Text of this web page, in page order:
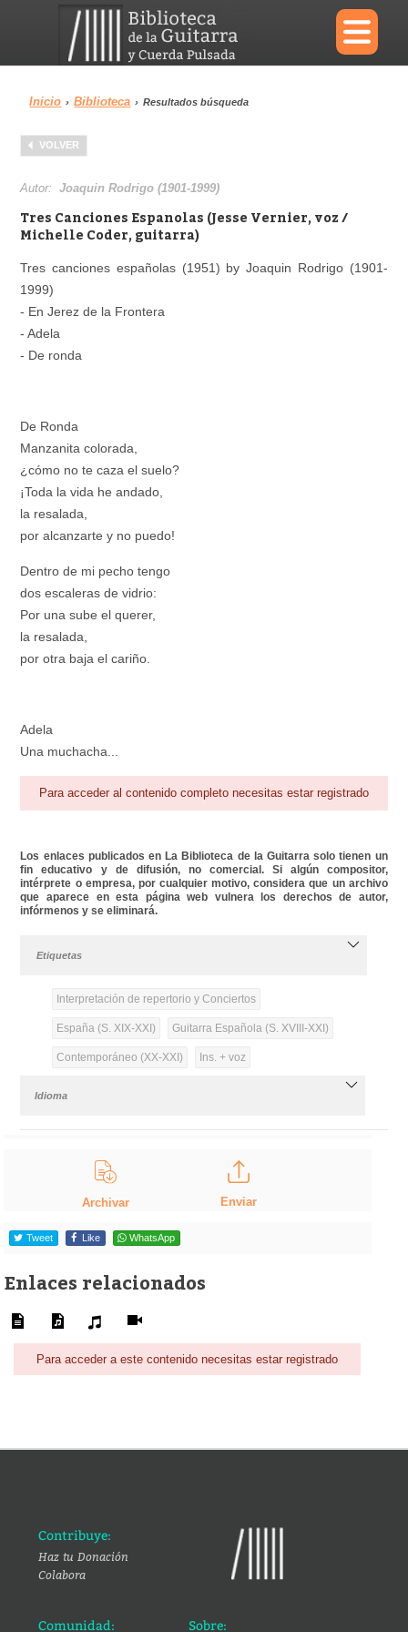
×
Menu
Biblioteca
Área personal Reproductor
Inicio › Biblioteca › Resultados búsqueda
VOLVER
Autor:Joaquin Rodrigo (1901-1999)
Tres Canciones Espanolas (Jesse Vernier, voz /
Michelle Coder, guitarra)
Tres canciones españolas (1951) by Joaquin Rodrigo (1901-
1999)
- En Jerez de la Frontera
- Adela
- De ronda
De Ronda
Manzanita colorada,
¿cómo no te caza el suelo?
¡Toda la vida he andado,
la resalada,
por alcanzarte y no puedo!
Dentro de mi pecho tengo
dos escaleras de vidrio:
Por una sube el querer,
la resalada,
por otra baja el cariño.
Adela
Una muchacha...
Para acceder al contenido completo necesitas estar registrado
Los enlaces publicados en La Biblioteca de la Guitarra solo tienen un
fin educativo y de difusión, no comercial. Si algún compositor,
intérprete o empresa, por cualquier motivo, considera que un archivo
que aparece en esta página web vulnera los derechos de autor,
infórmenos y se eliminará.
Etiquetas
Interpretación de repertorio y Conciertos
España (S. XIX-XXI) Guitarra Española (S. XVIII-XXI)
Contemporáneo (XX-XXI) Ins. + voz
Idioma
Archivar Enviar
Tweet Like WhatsApp
Enlaces relacionados
Para acceder a este contenido necesitas estar registrado
Contribuye:
Haz tu Donación
Colabora
Comunidad: Sobre: